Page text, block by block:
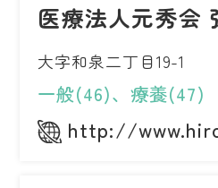
医療法人元秀会
大字和泉二丁目19-1
一般(46)、療養(47)
http://